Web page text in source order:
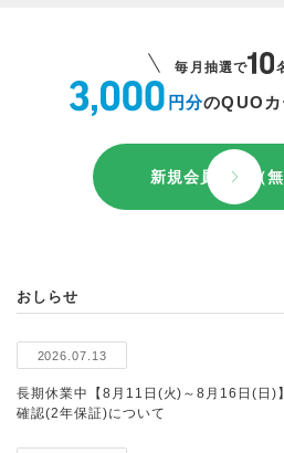
毎月抽選で
円分のQUOカ
新規会員登録（無
おしらせ
2026.07.13
長期休業中【8月11日(火)～8月16日(日)
確認(2年保証)について